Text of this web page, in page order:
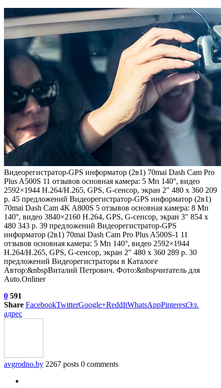
Видеорегистратор-GPS информатор (2в1) 70mai Dash Cam Pro
Plus A500S 11 отзывов основная камера: 5 Мп 140°, видео
2592×1944 H.264/H.265, GPS, G-сенсор, экран 2″ 480 x 360 209
р. 45 предложений Видеорегистратор-GPS информатор (2в1)
70mai Dash Cam 4K A800S 5 отзывов основная камера: 8 Мп
140°, видео 3840×2160 H.264, GPS, G-сенсор, экран 3″ 854 x
480 343 р. 39 предложений Видеорегистратор-GPS
информатор (2в1) 70mai Dash Cam Pro Plus A500S-1 11
отзывов основная камера: 5 Мп 140°, видео 2592×1944
H.264/H.265, GPS, G-сенсор, экран 2″ 480 x 360 289 р. 30
предложений Видеорегистраторы в Каталоге
Автор:&nbspВиталий Петрович. Фото:&nbspчитатель для
Auto.Onliner
0 591
Share FacebookTwitterGoogle+ReddItWhatsAppPinterestЭл.
адрес
avgrodno.by 2267 posts 0 comments